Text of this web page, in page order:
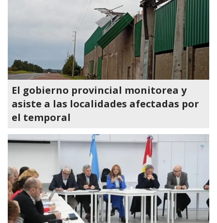
El gobierno provincial monitorea y
asiste a las localidades afectadas por
el temporal